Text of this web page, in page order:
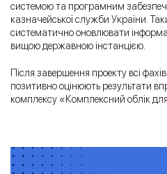
системою та програмним
казначейської служби України.
систематично оновлювати
вищою державною інстанцією.
Після завершення проекту всі
позитивно оцінюють результати
комплексу «Комплексний облік